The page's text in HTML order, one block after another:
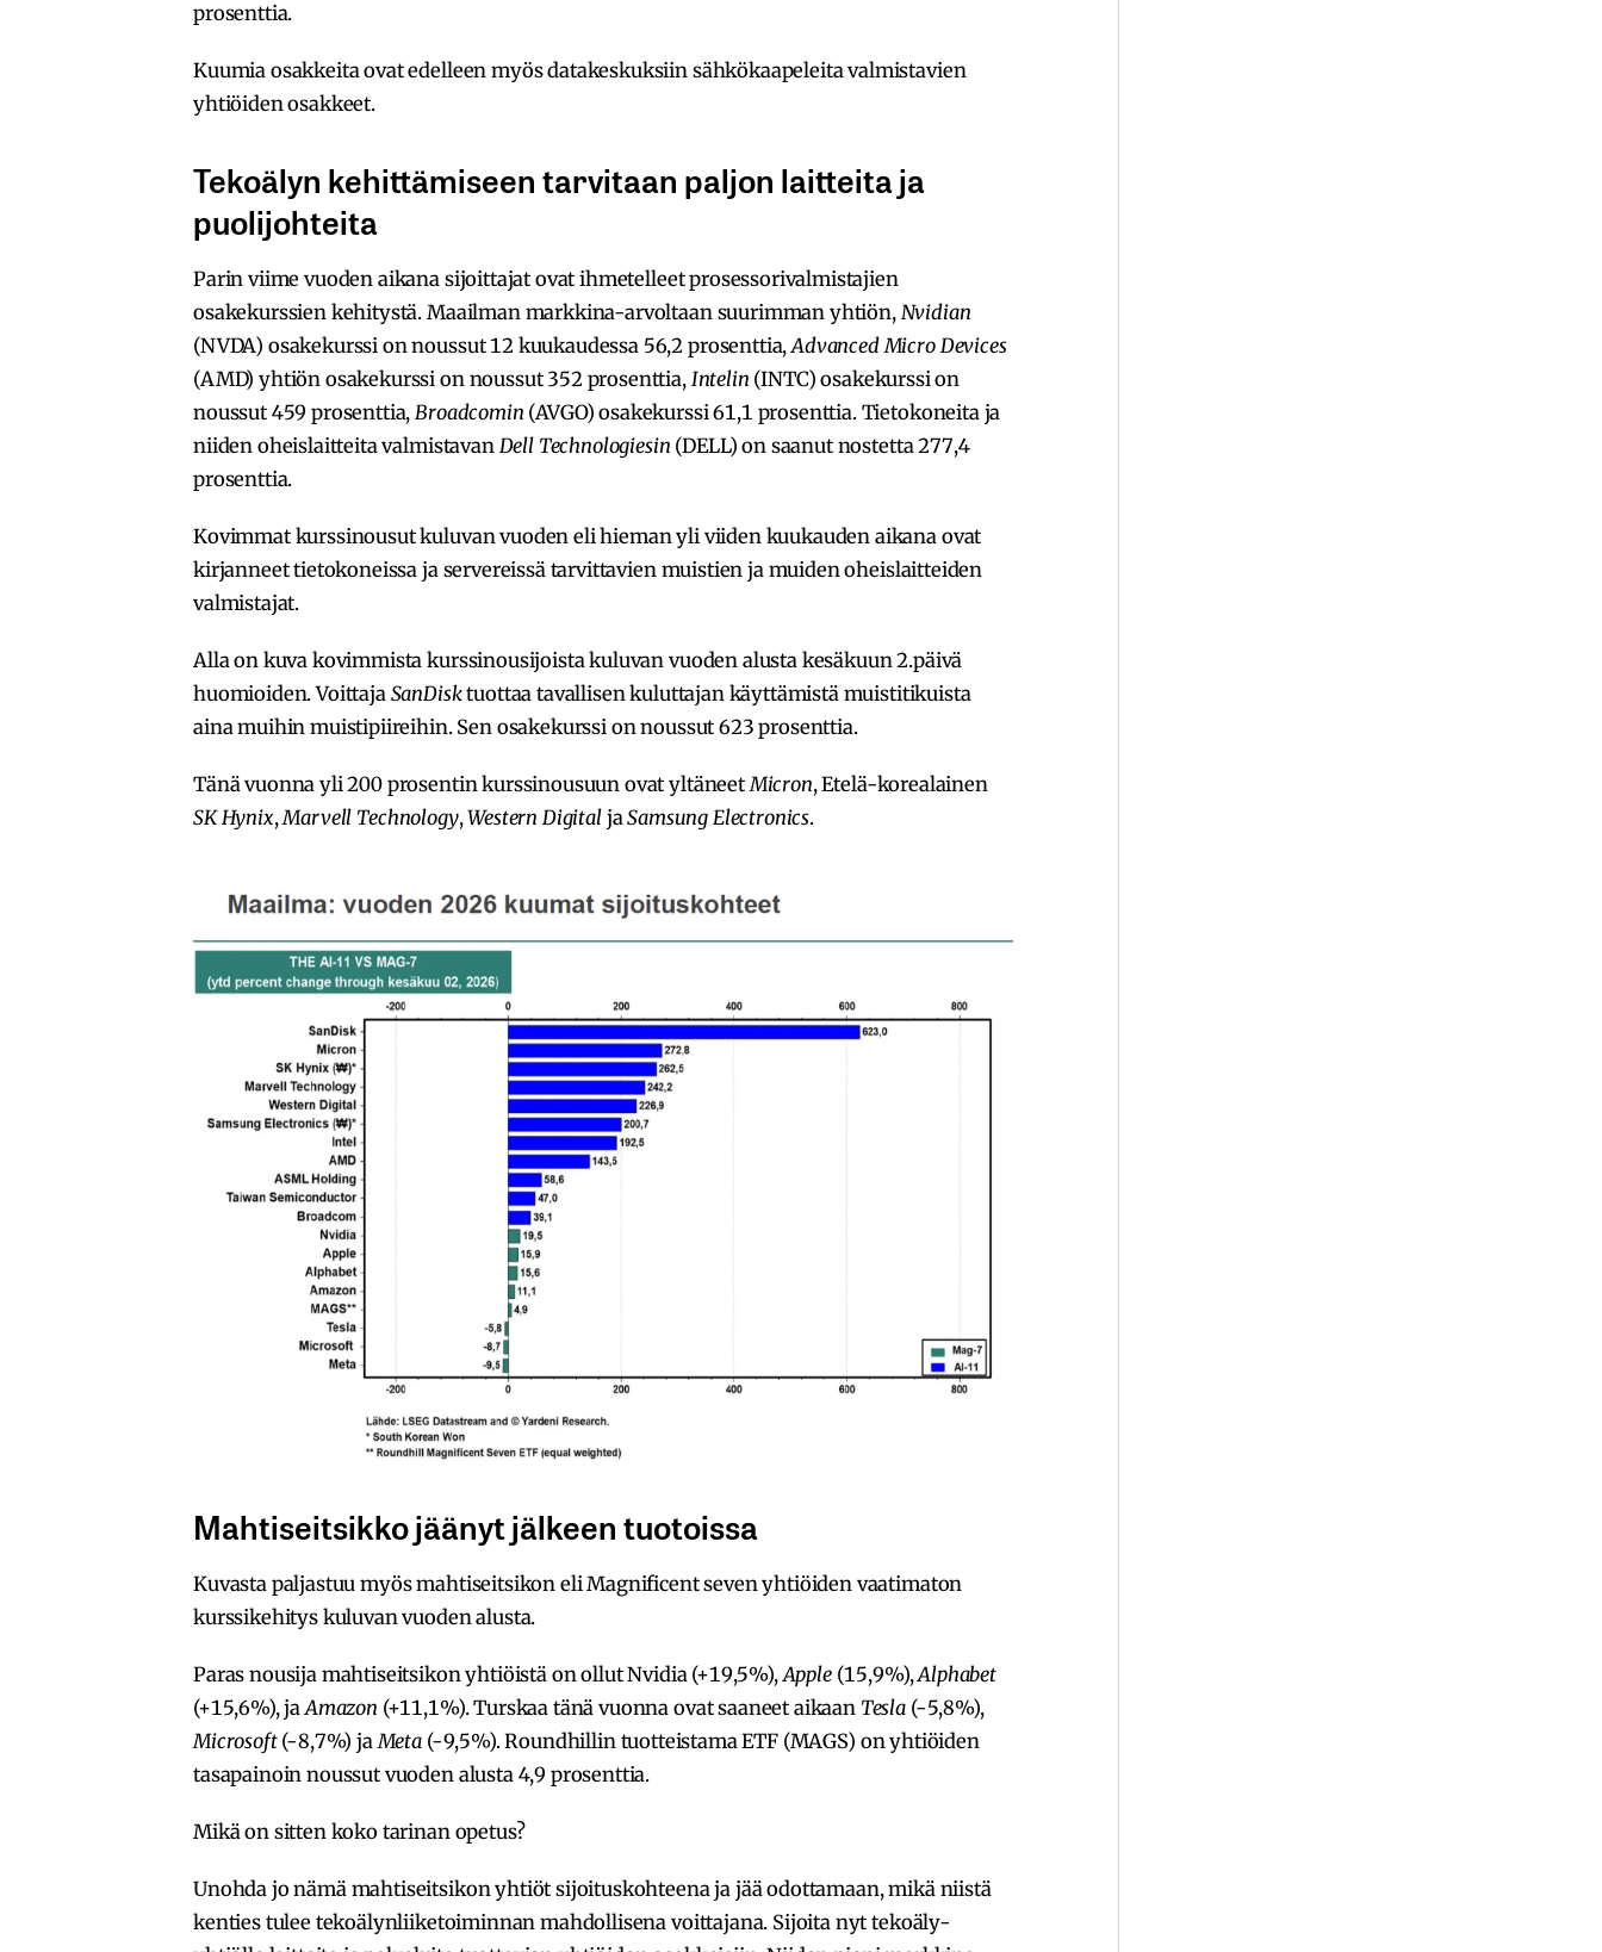
prosenttia.
Kuumia osakkeita ovat edelleen myös datakeskuksiin sähkökaapeleita valmistavien
yhtiöiden osakkeet.
Tekoälyn kehittämiseen tarvitaan paljon laitteita ja
puolijohteita
Parin viime vuoden aikana sijoittajat ovat ihmetelleet prosessorivalmistajien
osakekurssien kehitystä. Maailman markkina-arvoltaan suurimman yhtiön, Nvidian
(NVDA) osakekurssi on noussut 12 kuukaudessa 56,2 prosenttia,Advanced Micro Devices
(AMD) yhtiön osakekurssi on noussut 352 prosenttia, Intelin (INTC) osakekurssi on
noussut 459 prosenttia,Broadcomin (AVGO) osakekurssi 61,1 prosenttia. Tietokoneita ja
niiden oheislaitteita valmistavan Dell Technologiesin (DELL) on saanut nostetta 277,4
prosenttia.
Kovimmat kurssinousut kuluvan vuoden eli hieman yli viiden kuukauden aikana ovat
kirjanneet tietokoneissa ja servereissä tarvittavien muistien ja muiden oheislaitteiden
valmistajat.
Alla on kuva kovimmista kurssinousijoista kuluvan vuoden alusta kesäkuun 2.päivä
huomioiden. Voittaja SanDisktuottaa tavallisen kuluttajan käyttämistä muistitikuista
aina muihin muistipiireihin. Sen osakekurssi on noussut 623 prosenttia.
Tänä vuonna yli 200 prosentin kurssinousuun ovat yltäneetMicron, Etelä-korealainen
SK Hynix,Marvell Technology,Western Digital jaSamsung Electronics.
Mahtiseitsikko jäänyt jälkeen tuotoissa
Kuvasta paljastuu myös mahtiseitsikon eli Magnificent seven yhtiöiden vaatimaton
kurssikehitys kuluvan vuoden alusta.
Paras nousija mahtiseitsikon yhtiöistä on ollut Nvidia (+19,5%), Apple(15,9%),Alphabet
(+15,6%), ja Amazon (+11,1%). Turskaa tänä vuonna ovat saaneet aikaan Tesla (-5,8%),
Microsoft(-8,7%) ja Meta (-9,5%). Roundhillin tuotteistama ETF (MAGS) on yhtiöiden
tasapainoin noussut vuoden alusta 4,9 prosenttia.
Mikä on sitten koko tarinan opetus?
Unohda jo nämä mahtiseitsikon yhtiöt sijoituskohteena ja jää odottamaan, mikä niistä
kenties tulee tekoälynliiketoiminnan mahdollisena voittajana. Sijoita nyt tekoäly-